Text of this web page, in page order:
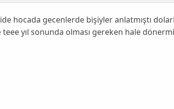
hocada gecenlerde bişiyler anlatmıştı
yıl sonunda olması gereken hale